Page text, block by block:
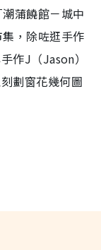
蒲饒館－城中
，除咗逛手作
作J（Jason）
劃窗花幾何圖